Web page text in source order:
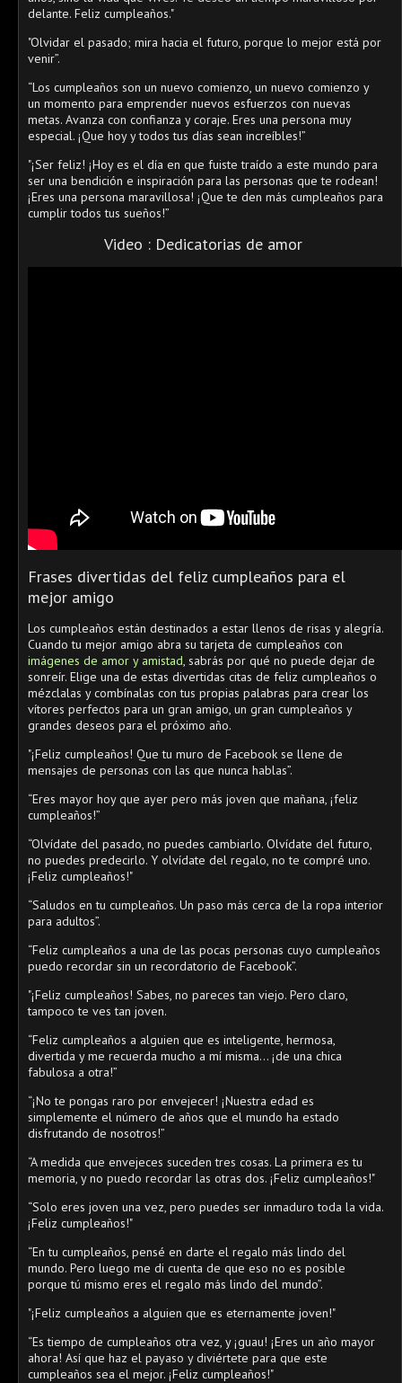
delante. Feliz cumpleaños."
"Olvidar el pasado; mira hacia el futuro, porque lo mejor está por
venir”.
“Los cumpleaños son un nuevo comienzo, un nuevo comienzo y
un momento para emprender nuevos esfuerzos con nuevas
metas. Avanza con confianza y coraje. Eres una persona muy
especial. ¡Que hoy y todos tus días sean increíbles!”
"¡Ser feliz! ¡Hoy es el día en que fuiste traído a este mundo para
ser una bendición e inspiración para las personas que te rodean!
¡Eres una persona maravillosa! ¡Que te den más cumpleaños para
cumplir todos tus sueños!”
Video : Dedicatorias de amor
Frases divertidas del feliz cumpleaños para el
mejor amigo
Los cumpleaños están destinados a estar llenos de risas y alegría.
Cuando tu mejor amigo abra su tarjeta de cumpleaños con
imágenes de amor y amistad, sabrás por qué no puede dejar de
sonreír. Elige una de estas divertidas citas de feliz cumpleaños o
mézclalas y combínalas con tus propias palabras para crear los
vítores perfectos para un gran amigo, un gran cumpleaños y
grandes deseos para el próximo año.
"¡Feliz cumpleaños! Que tu muro de Facebook se llene de
mensajes de personas con las que nunca hablas”.
“Eres mayor hoy que ayer pero más joven que mañana, ¡feliz
cumpleaños!”
“Olvídate del pasado, no puedes cambiarlo. Olvídate del futuro,
no puedes predecirlo. Y olvídate del regalo, no te compré uno.
¡Feliz cumpleaños!"
“Saludos en tu cumpleaños. Un paso más cerca de la ropa interior
para adultos”.
“Feliz cumpleaños a una de las pocas personas cuyo cumpleaños
puedo recordar sin un recordatorio de Facebook”.
"¡Feliz cumpleaños! Sabes, no pareces tan viejo. Pero claro,
tampoco te ves tan joven.
“Feliz cumpleaños a alguien que es inteligente, hermosa,
divertida y me recuerda mucho a mí misma… ¡de una chica
fabulosa a otra!”
“¡No te pongas raro por envejecer! ¡Nuestra edad es
simplemente el número de años que el mundo ha estado
disfrutando de nosotros!”
“A medida que envejeces suceden tres cosas. La primera es tu
memoria, y no puedo recordar las otras dos. ¡Feliz cumpleaños!"
“Solo eres joven una vez, pero puedes ser inmaduro toda la vida.
¡Feliz cumpleaños!"
“En tu cumpleaños, pensé en darte el regalo más lindo del
mundo. Pero luego me di cuenta de que eso no es posible
porque tú mismo eres el regalo más lindo del mundo”.
"¡Feliz cumpleaños a alguien que es eternamente joven!"
“Es tiempo de cumpleaños otra vez, y ¡guau! ¡Eres un año mayor
ahora! Así que haz el payaso y diviértete para que este
cumpleaños sea el mejor. ¡Feliz cumpleaños!"